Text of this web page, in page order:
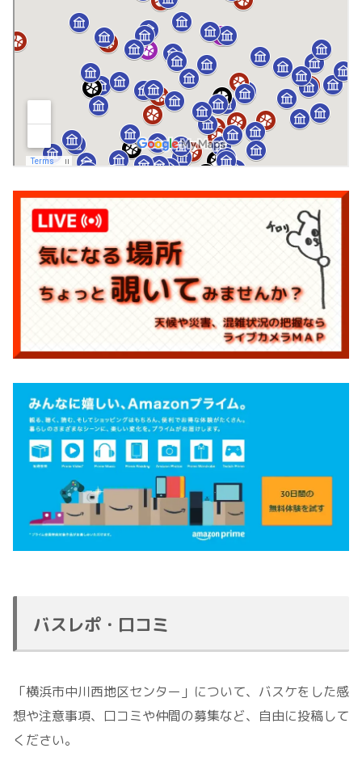
バスレポ・口コミ
「横浜市中川西地区センター」について、バスケをした感
想や注意事項、口コミや仲間の募集など、自由に投稿して
ください。